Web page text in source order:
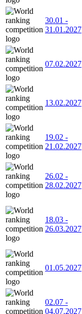
30.01 -
31.01.2027
07.02.2027
13.02.2027
19.02 -
21.02.2027
26.02 -
28.02.2027
18.03 -
26.03.2027
01.05.2027
02.07 -
04.07.2027